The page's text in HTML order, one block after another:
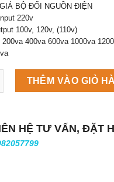
BỘ ĐỔI NGUỒN ĐIỆN
220v
100v, 120v, (110v)
400va 600va 1000va
viên Scotsman NW458AS
THÊM VÀO GIỎ
HỆ TƯ VẤN, ĐẶT